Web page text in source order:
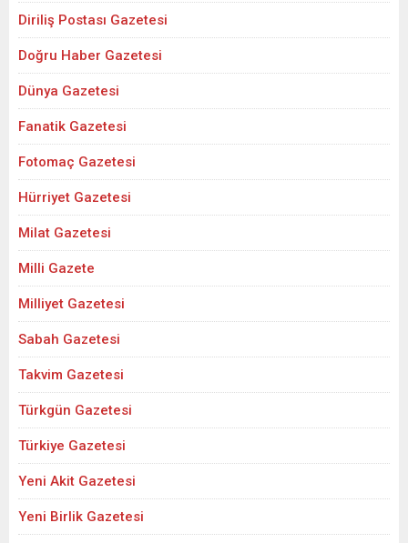
Diriliş Postası Gazetesi
Doğru Haber Gazetesi
Dünya Gazetesi
Fanatik Gazetesi
Fotomaç Gazetesi
Hürriyet Gazetesi
Milat Gazetesi
Milli Gazete
Milliyet Gazetesi
Sabah Gazetesi
Takvim Gazetesi
Türkgün Gazetesi
Türkiye Gazetesi
Yeni Akit Gazetesi
Yeni Birlik Gazetesi